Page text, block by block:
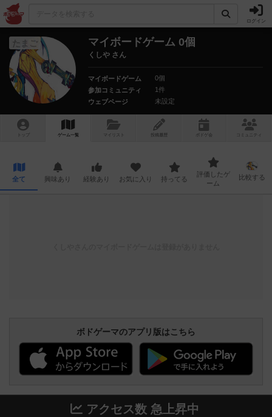
ログイン
たまご マイボードゲーム 0個
くしや さん
マイボードゲーム
0個
参加コミュニティ
1件
ウェブページ
未設定
トップ ゲーム一覧 マイリスト 投稿履歴 ボ ドゲ コミュニティ
全て 興味あり 経験あり お気に入り 持ってる
評価したゲ
ーム
比較する
ボドゲーマのアプリ版はこちら
アクセス数 急上昇中